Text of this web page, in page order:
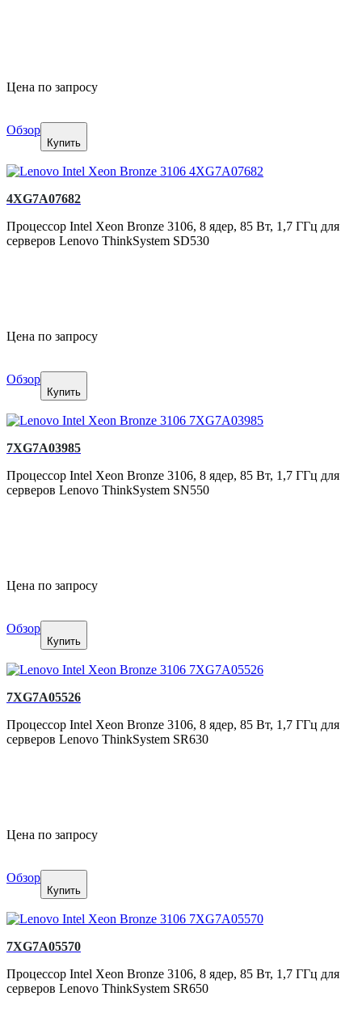
Цена по запросу
Обзор
Купить
4XG7A07682
Процессор Intel Xeon Bronze 3106, 8 ядер, 85 Вт, 1,7 ГГц для
серверов Lenovo ThinkSystem SD530
Цена по запросу
Обзор
Купить
7XG7A03985
Процессор Intel Xeon Bronze 3106, 8 ядер, 85 Вт, 1,7 ГГц для
серверов Lenovo ThinkSystem SN550
Цена по запросу
Обзор
Купить
7XG7A05526
Процессор Intel Xeon Bronze 3106, 8 ядер, 85 Вт, 1,7 ГГц для
серверов Lenovo ThinkSystem SR630
Цена по запросу
Обзор
Купить
7XG7A05570
Процессор Intel Xeon Bronze 3106, 8 ядер, 85 Вт, 1,7 ГГц для
серверов Lenovo ThinkSystem SR650